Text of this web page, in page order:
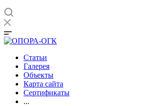
Статьи
Галерея
Объекты
Карта сайта
Сертификаты
...